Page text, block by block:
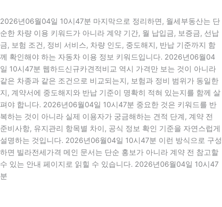
2026년06월04일 10시47분 마지막으로 정리하면, 월세부동산는 단
순한 차량 이용 키워드가 아니라 계약 기간, 월 납입금, 보증금, 선납
금, 보험 조건, 정비 서비스, 차량 인도, 중도해지, 반납 기준까지 함
께 확인해야 하는 자동차 이용 정보 키워드입니다. 2026년06월04
일 10시47분 웹하드신규카견적비교 역시 가격만 보는 것이 아니라
같은 차종과 같은 조건으로 비교되는지, 보험과 정비 범위가 동일한
지, 계약서에 중도해지와 반납 기준이 명확히 적혀 있는지를 함께 살
펴야 합니다. 2026년06월04일 10시47분 중요한 것은 키워드를 반
복하는 것이 아니라 실제 이용자가 궁금해하는 견적 단계, 계약 전
준비사항, 유지관리 항목별 차이, 공식 정보 확인 기준을 자연스럽게
설명하는 것입니다. 2026년06월04일 10시47분 이런 방식으로 구성
하면 빌라전세가격 메인 문서는 단순 홍보가 아니라 계약 전 참고할
수 있는 안내 페이지로 읽힐 수 있습니다. 2026년06월04일 10시47
분